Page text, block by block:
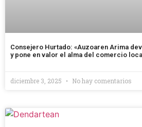
Consejero Hurtado: «Auzoaren Arima
y pone en valor el alma del comercio
diciembre 3, 2025 No hay comentarios